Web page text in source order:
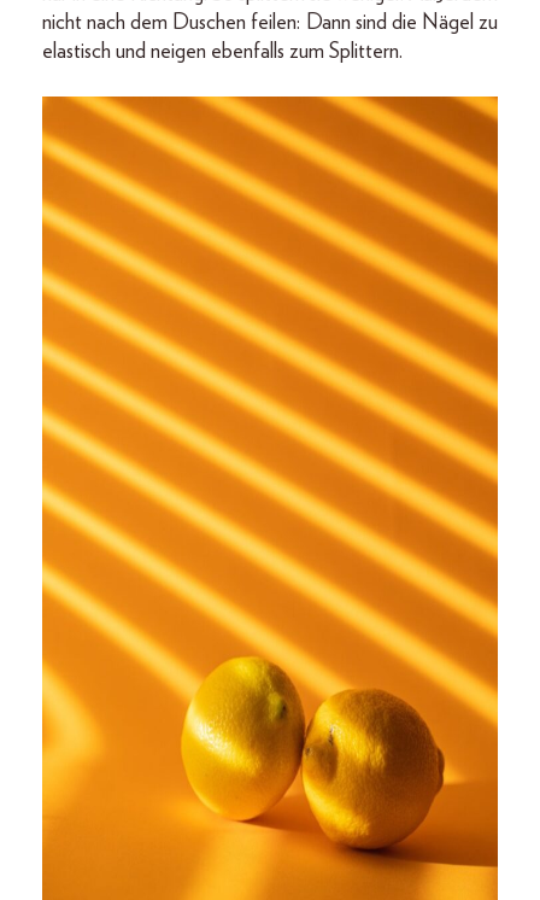
nicht nach dem Duschen feilen: Dann sind die Nägel zu
elastisch und neigen ebenfalls zum Splittern.